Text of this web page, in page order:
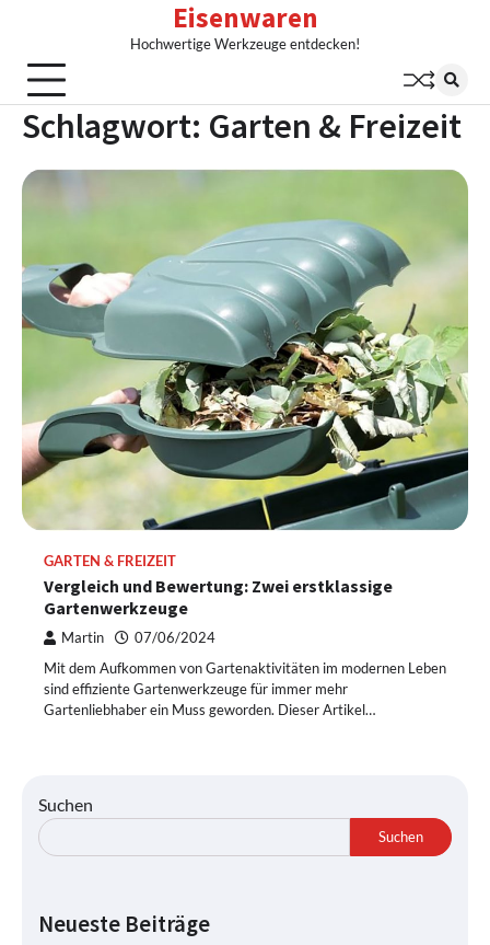
content
Eisenwaren
Hochwertige Werkzeuge entdecken!
Schlagwort: Garten & Freizeit
GARTEN & FREIZEIT
Vergleich und Bewertung: Zwei erstklassige
Gartenwerkzeuge
Martin 07/06/2024
Mit dem Aufkommen von Gartenaktivitäten im modernen Leben
sind effiziente Gartenwerkzeuge für immer mehr
Gartenliebhaber ein Muss geworden. Dieser Artikel…
Suchen
Suchen
Neueste Beiträge